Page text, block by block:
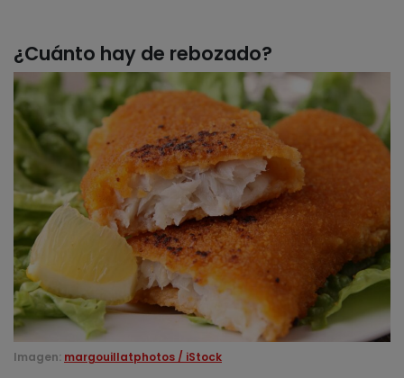
¿Cuánto hay de rebozado?
Imagen: margouillatphotos / iStock